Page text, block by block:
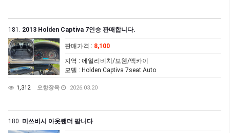
181. 2013 Holden Captiva 7인승 판매합니다.
판매가격 : 8,100
지역 : 에얼리비치/보웬/맥카이
모델 : Holden Captiva 7seat Auto
1,312 오향장육 2026.03.20
180. 미쓰비시 아웃랜더 팝니다